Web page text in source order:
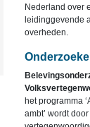
Nederland over
leidinggevende
overheden.
het programma
ambt’ wordt